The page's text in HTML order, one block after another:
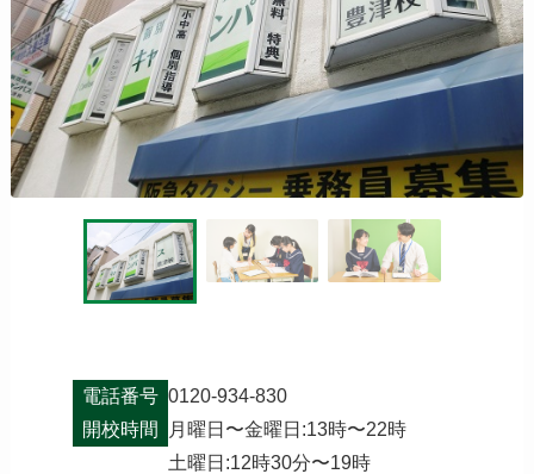
電話番号 0120-934-830
開校時間
月曜日〜金曜日:13時〜22時
土曜日:12時30分〜19時